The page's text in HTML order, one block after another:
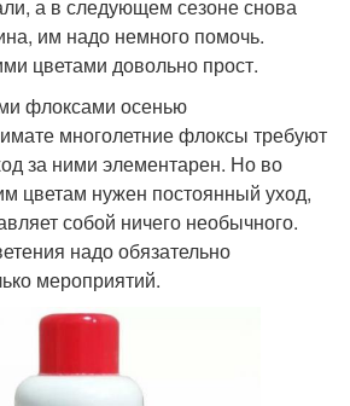
а в следующем сезоне снова
им надо немного помочь.
цветами довольно прост.
флоксами осенью
многолетние флоксы требуют
за ними элементарен. Но во
цветам нужен постоянный уход,
собой ничего необычного.
надо обязательно
мероприятий.